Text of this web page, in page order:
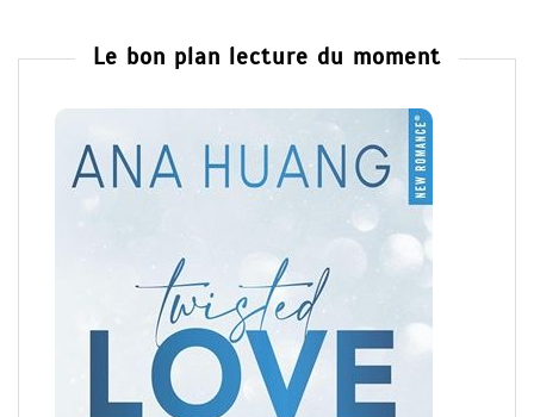
Le bon plan lecture du moment